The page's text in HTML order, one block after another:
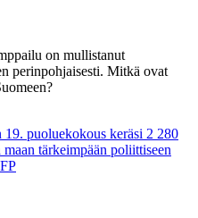
on mullistanut
perinpohjaisesti. Mitkä ovat